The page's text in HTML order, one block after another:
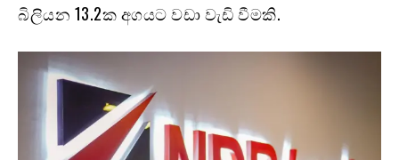
බිලියන 13.2ක අගයට වඩා වැඩි වීමකි.